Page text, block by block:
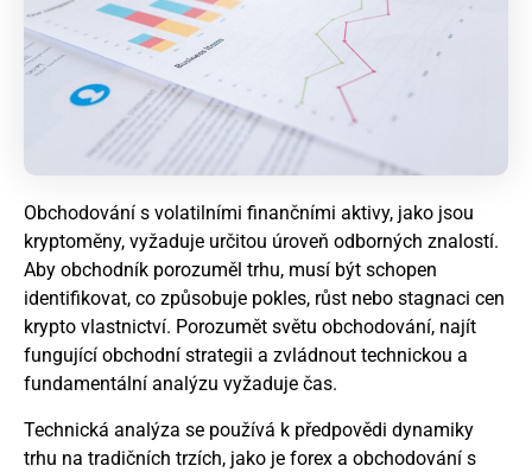
Obchodování s volatilními finančními aktivy, jako jsou
kryptoměny, vyžaduje určitou úroveň odborných znalostí.
Aby obchodník porozuměl trhu, musí být schopen
identifikovat, co způsobuje pokles, růst nebo stagnaci cen
krypto vlastnictví. Porozumět světu obchodování, najít
fungující obchodní strategii a zvládnout technickou a
fundamentální analýzu vyžaduje čas.
Technická analýza se používá k předpovědi dynamiky
trhu na tradičních trzích, jako je forex a obchodování s